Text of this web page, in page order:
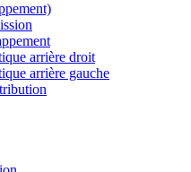
arrière droit
arrière gauche